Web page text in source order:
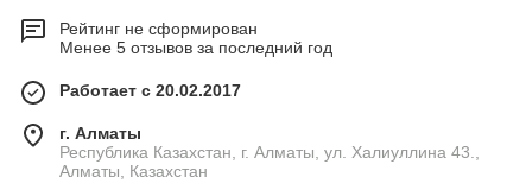
Рейтинг не сформирован
Менее 5 отзывов за последний год
Работает с 20.02.2017
г. Алматы
Республика Казахстан, г. Алматы, ул. Халиуллина 43.,
Алматы, Казахстан